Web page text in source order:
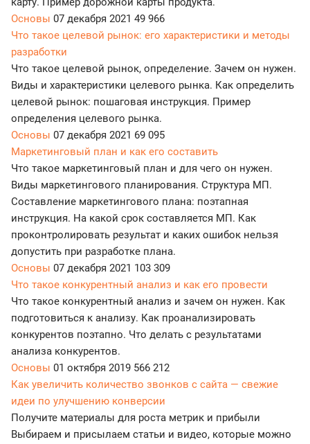
Основы 07 декабря 2021 49 966
Что такое целевой рынок: его характеристики и методы
разработки
Что такое целевой рынок, определение. Зачем он нужен.
Виды и характеристики целевого рынка. Как определить
целевой рынок: пошаговая инструкция. Пример
определения целевого рынка.
Основы 07 декабря 2021 69 095
Маркетинговый план и как его составить
Что такое маркетинговый план и для чего он нужен.
Виды маркетингового планирования. Структура МП.
Составление маркетингового плана: поэтапная
инструкция. На какой срок составляется МП. Как
проконтролировать результат и каких ошибок нельзя
допустить при разработке плана.
Основы 07 декабря 2021 103 309
Что такое конкурентный анализ и как его провести
Что такое конкурентный анализ и зачем он нужен. Как
подготовиться к анализу. Как проанализировать
конкурентов поэтапно. Что делать с результатами
анализа конкурентов.
Основы 01 октября 2019 566 212
Как увеличить количество звонков с сайта — свежие
идеи по улучшению конверсии
Получите материалы для роста метрик и прибыли
Выбираем и присылаем статьи и видео, которые можно